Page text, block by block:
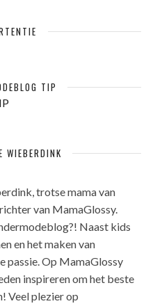
TIP
WIEBERDINK
trotse mama van
van MamaGlossy.
Naast kids
en het maken van
passie. Op MamaGlossy
inspireren om het beste
Veel plezier op